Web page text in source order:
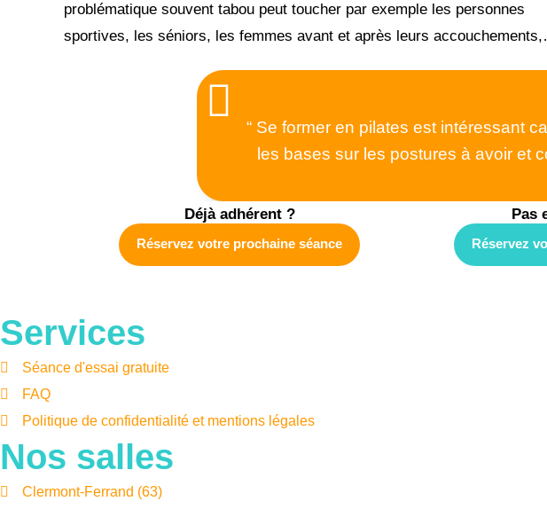
problématique souvent tabou peut toucher par exemple les personnes
sportives, les séniors, les femmes avant et après leurs
“ Se former en pilates est intéressant
les bases sur les postures à avoir et
Déjà adhérent ?
Réservez votre prochaine séance
Pas
Réservez
Services
Séance d'essai gratuite
FAQ
Politique de confidentialité et mentions légales
Nos salles
Clermont-Ferrand (63)